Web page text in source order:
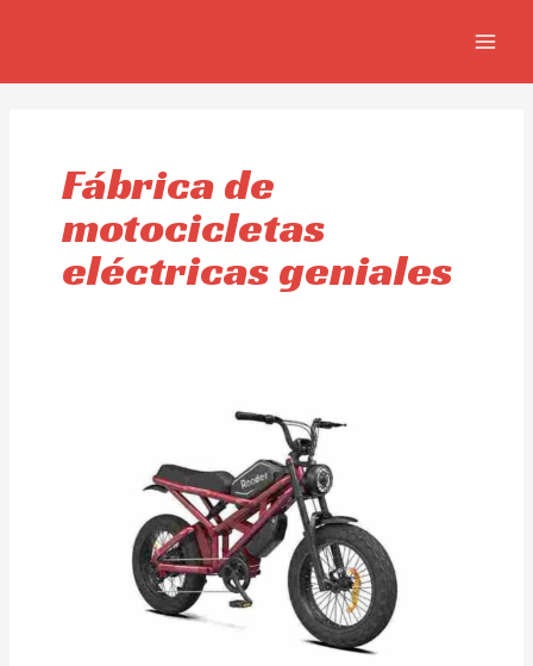
Fábrica de
motocicletas
eléctricas geniales